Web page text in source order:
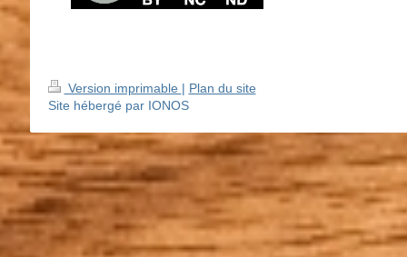
Version imprimable | Plan du site
Site hébergé par IONOS